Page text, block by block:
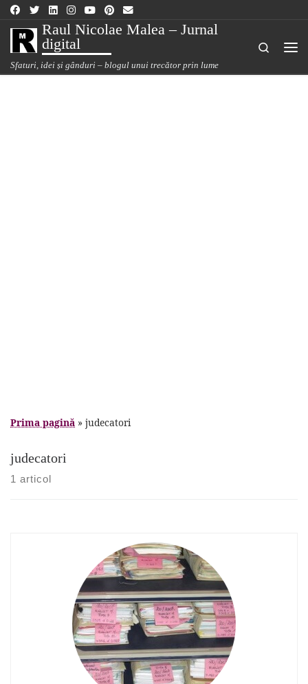
Raul Nicolae Malea – Jurnal
digital
Sfaturi, idei și gânduri – blogul unui trecător prin lume
Search
Prima pagină » judecatori
judecatori
1 articol